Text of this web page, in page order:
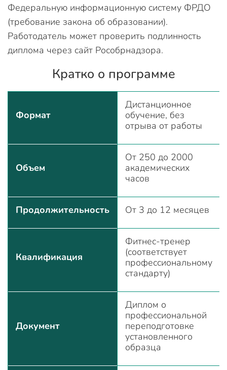
Федеральную информационную систему ФРДО
(требование закона об образовании).
Работодатель может проверить подлинность
диплома через сайт Рособрнадзора.
Кратко о программе
Формат
Дистанционное
обучение, без
отрыва от работы
Объем
От 250 до 2000
академических
часов
Продолжительность От 3 до 12 месяцев
Квалификация
Фитнес-тренер
(соответствует
профессиональному
стандарту)
Документ
Диплом о
профессиональной
переподготовке
установленного
образца